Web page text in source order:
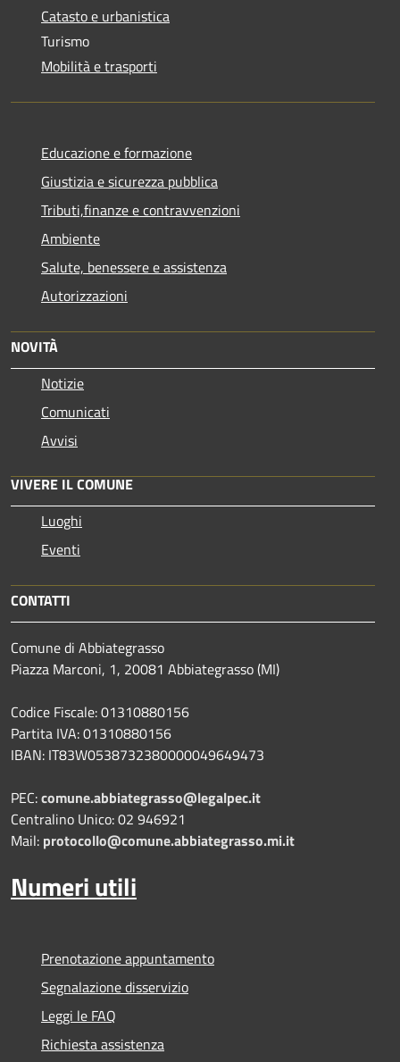
Catasto e urbanistica
Turismo
Mobilità e trasporti
Educazione e formazione
Giustizia e sicurezza pubblica
Tributi,finanze e contravvenzioni
Ambiente
Salute, benessere e assistenza
Autorizzazioni
NOVITÀ
Notizie
Comunicati
Avvisi
VIVERE IL COMUNE
Luoghi
Eventi
CONTATTI
Comune di Abbiategrasso
Piazza Marconi, 1, 20081 Abbiategrasso (MI)
Codice Fiscale: 01310880156
Partita IVA: 01310880156
IBAN: IT83W0538732380000049649473
PEC:comune.abbiategrasso@legalpec.it
Centralino Unico: 02 946921
Mail: protocollo@comune.abbiategrasso.mi.it
Numeri utili
Prenotazione appuntamento
Segnalazione disservizio
Leggi le FAQ
Richiesta assistenza